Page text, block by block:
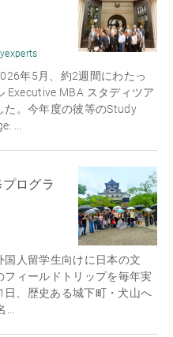
年5月、約2週間にわたっ
Executive MBA スタディツア
た。今年度の彼等のStudy
...
ログラ
人留学生向けに日本の文
ィールドトリップを毎年実
、歴史ある城下町・犬山へ